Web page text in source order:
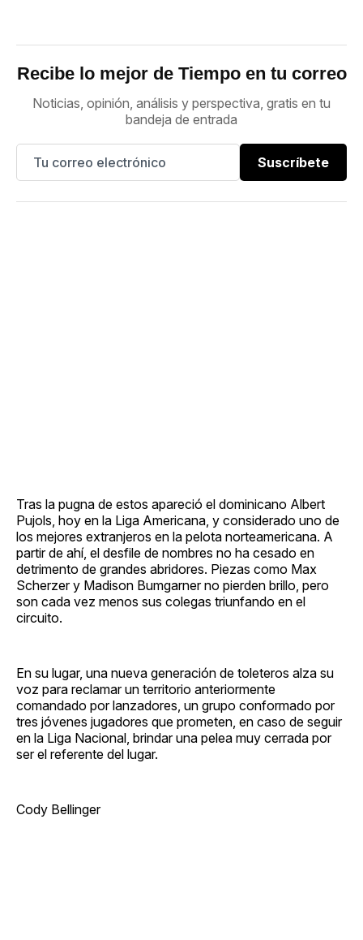
Recibe lo mejor de Tiempo en tu correo
Noticias, opinión, análisis y perspectiva, gratis en tu
bandeja de entrada
Suscríbete
Tras la pugna de estos apareció el dominicano Albert
Pujols, hoy en la Liga Americana, y considerado uno de
los mejores extranjeros en la pelota norteamericana. A
partir de ahí, el desfile de nombres no ha cesado en
detrimento de grandes abridores. Piezas como Max
Scherzer y Madison Bumgarner no pierden brillo, pero
son cada vez menos sus colegas triunfando en el
circuito.
En su lugar, una nueva generación de toleteros alza su
voz para reclamar un territorio anteriormente
comandado por lanzadores, un grupo conformado por
tres jóvenes jugadores que prometen, en caso de seguir
en la Liga Nacional, brindar una pelea muy cerrada por
ser el referente del lugar.
Cody Bellinger